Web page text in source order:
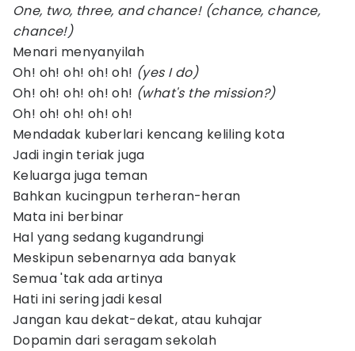
One, two, three, and chance! (chance, chance,
chance!)
Menari menyanyilah
Oh! oh! oh! oh! oh! (yes I do)
Oh! oh! oh! oh! oh! (what's the mission?)
Oh! oh! oh! oh! oh!
Mendadak kuberlari kencang keliling kota
Jadi ingin teriak juga
Keluarga juga teman
Bahkan kucingpun terheran-heran
Mata ini berbinar
Hal yang sedang kugandrungi
Meskipun sebenarnya ada banyak
Semua 'tak ada artinya
Hati ini sering jadi kesal
Jangan kau dekat-dekat, atau kuhajar
Dopamin dari seragam sekolah